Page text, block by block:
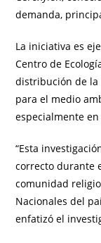
demanda,
La iniciativa es
Centro de
distribución de la
para el medio
especialmente
“Esta
correcto durante
comunidad
Nacionales del
enfatizó el